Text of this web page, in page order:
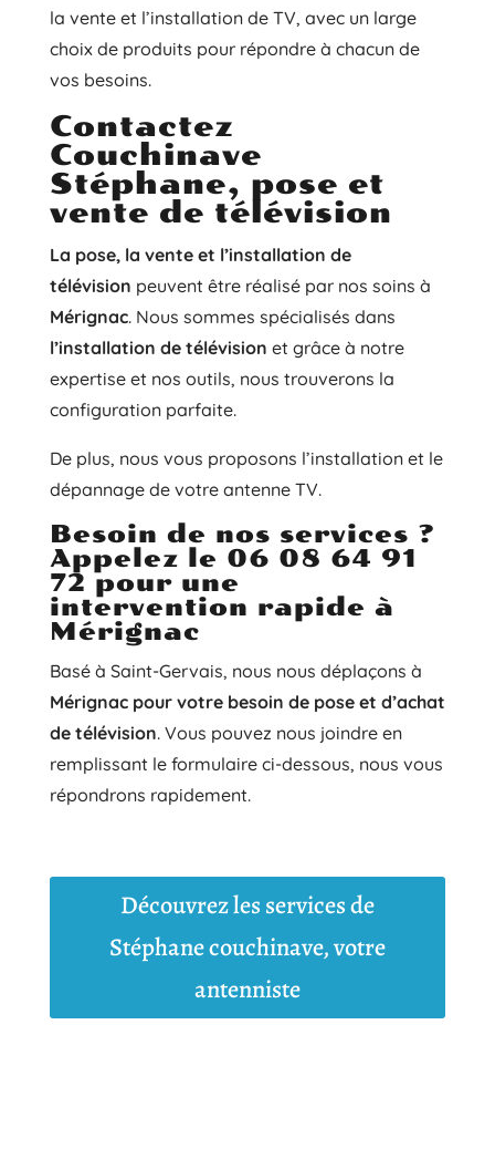
la vente et l’installation de TV, avec un large
choix de produits pour répondre à chacun de
vos besoins.
Contactez
Couchinave
Stéphane, pose et
vente de télévision
La pose, la vente et l’installation de
télévision peuvent être réalisé par nos soins à
Mérignac. Nous sommes spécialisés dans
l’installation de télévision et grâce à notre
expertise et nos outils, nous trouverons la
configuration parfaite.
De plus, nous vous proposons l’installation et le
dépannage de votre antenne TV.
Besoin de nos services ?
Appelez le 06 08 64 91
72 pour une
intervention rapide à
Mérignac
Basé à Saint-Gervais, nous nous déplaçons à
Mérignac pour votre besoin de pose et d’achat
de télévision. Vous pouvez nous joindre en
remplissant le formulaire ci-dessous, nous vous
répondrons rapidement.
Découvrez les services de
Stéphane couchinave, votre
antenniste